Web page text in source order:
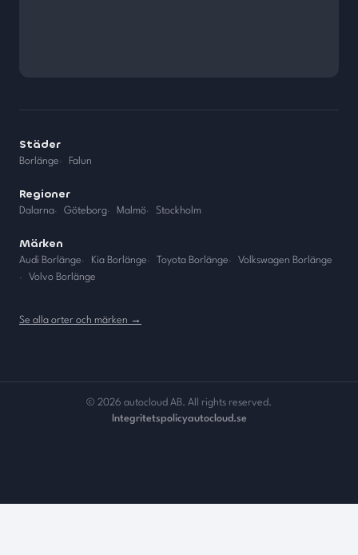
Städer
Borlänge· Falun
Regioner
Dalarna· Göteborg· Malmö· Stockholm
Märken
Audi Borlänge· Kia Borlänge· Toyota Borlänge·
Volkswagen Borlänge
·
Volvo Borlänge
Se alla orter och märken →
© 2026 autocloud AB. All rights reserved.
Integritetspolicyautocloud.se